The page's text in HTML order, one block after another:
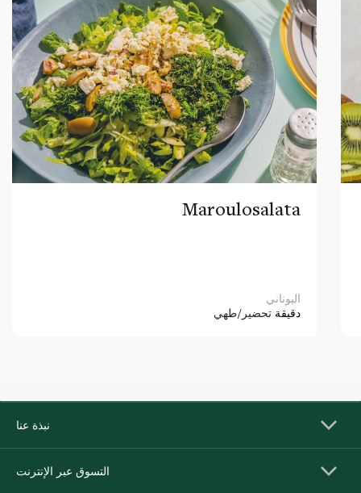
Maroulosalata
اليوناني
دقيقة تحضير/طهي
نبذة عنا
التسوق عبر الإنترنت